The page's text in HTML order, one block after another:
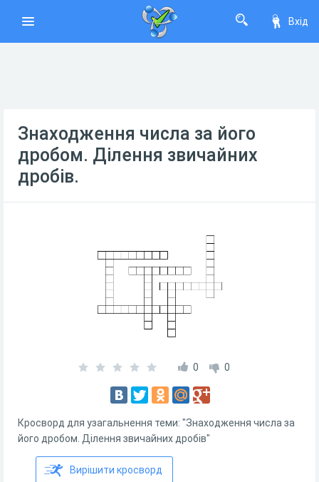
Вхід
Знаходження числа за його
дробом. Ділення звичайних
дробів.
0 0
Кросворд для узагальнення теми: "Знаходження числа за
його дробом. Ділення звичайних дробів"
Вирішити кросворд